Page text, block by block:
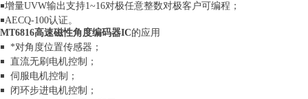
￭增量UVW输出支持1~16对极任意整数对极客户可编程；
￭AECQ-100认证。
MT6816高速磁性角度编码器IC的应用
￭ *对角度位置传感器；
￭ 直流无刷电机控制；
￭ 伺服电机控制；
￭ 闭环步进电机控制；